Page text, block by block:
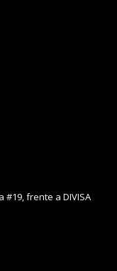
#19, frente a DIVISA